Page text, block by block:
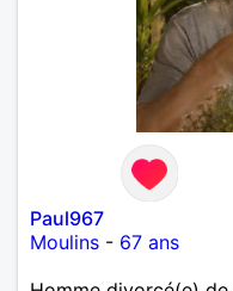
Paul967
Moulins - 67 ans